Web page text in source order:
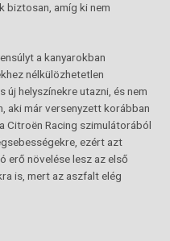
biztosan, amíg ki nem
a kanyarokban
nélkülözhetetlen
új helyszínekre utazni, és nem
aki már versenyzett korábban
Citroën Racing szimulátorából
ezért azt
erő növelése lesz az első
is, mert az aszfalt elég